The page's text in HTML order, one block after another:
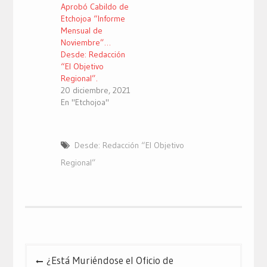
Aprobó Cabildo de
Etchojoa “Informe
Mensual de
Noviembre”…
Desde: Redacción
“El Objetivo
Regional”.
20 diciembre, 2021
En "Etchojoa"
Desde: Redacción “El Objetivo
Regional”
¿Está Muriéndose el Oficio de